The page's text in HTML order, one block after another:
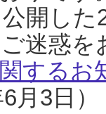
開し
迷惑
するお
月3日）